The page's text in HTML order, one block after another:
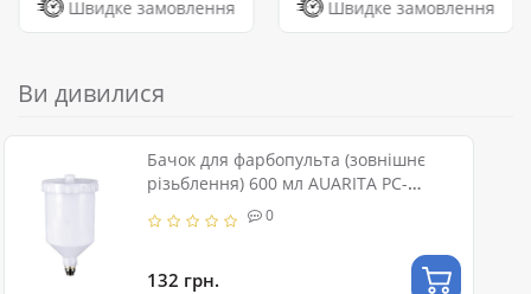
Швидке замовлення Швидке замовлення
Ви дивилися
Бачок для фарбопульта (зовнішнє
різьблення) 600 мл AUARITA PC-
0
132 грн.